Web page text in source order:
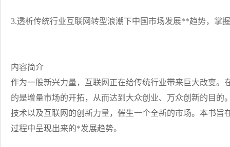
3.透析传统行业互联网转型浪潮下中国市场发展**趋势，掌
内容简介
作为一股新兴力量，互联网正在给传统行业带来巨大改变。
的是增量市场的开拓，从而达到大众创业、万众创新的目
技术以及互联网的创新力量，催生一个全新的市场。本书
过程中呈现出来的*发展趋势。